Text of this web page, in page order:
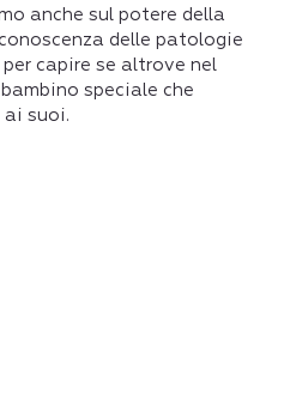
anche sul potere della
delle patologie
capire se altrove nel
speciale che
suoi.